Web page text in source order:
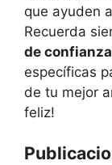
que ayuden
Recuerda
de confianza
específicas
de tu mejor
feliz!